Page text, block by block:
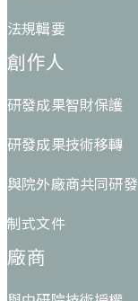
法規輯要
創作人
研發成果智財保護
研發成果技術移轉
與院外廠商共同研發
制式文件
廠商